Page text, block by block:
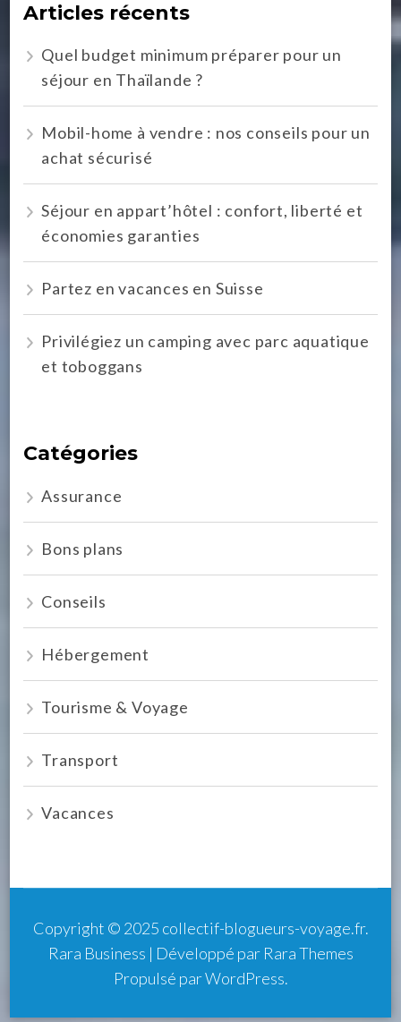
Articles récents
Quel budget minimum préparer pour un
séjour en Thaïlande ?
Mobil-home à vendre : nos conseils pour un
achat sécurisé
Séjour en appart’hôtel : confort, liberté et
économies garanties
Partez en vacances en Suisse
Privilégiez un camping avec parc aquatique
et toboggans
Catégories
Assurance
Bons plans
Conseils
Hébergement
Tourisme & Voyage
Transport
Vacances
Copyright © 2025 collectif-blogueurs-voyage.fr.
Rara Business | Développé par Rara Themes
Propulsé parWordPress.